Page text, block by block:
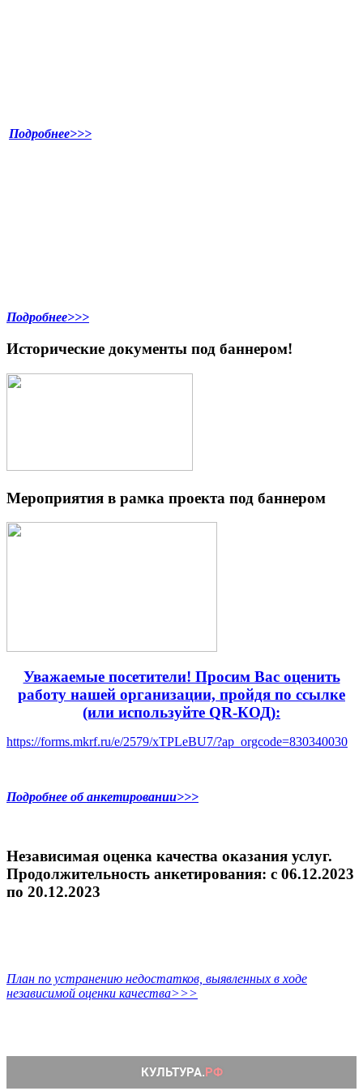
Подробнее>>>
Подробнее>>>
Исторические документы под баннером!
Мероприятия в рамка проекта под баннером
Уважаемые посетители! Просим Вас оценить
работу нашей организации, пройдя по ссылке
(или используйте QR-КОД):
https://forms.mkrf.ru/e/2579/xTPLeBU7/?ap_orgcode=830340030
Подробнее об анкетировании>>>
Независимая оценка качества оказания услуг.
Продолжительность анкетирования: c 06.12.2023
по 20.12.2023
План по устранению недостатков, выявленных в ходе
независимой оценки качества>>>